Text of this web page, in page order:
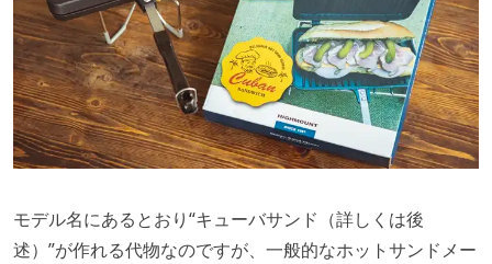
モデル名にあるとおり“キューバサンド（詳しくは後
述）”が作れる代物なのですが、一般的なホットサンドメー